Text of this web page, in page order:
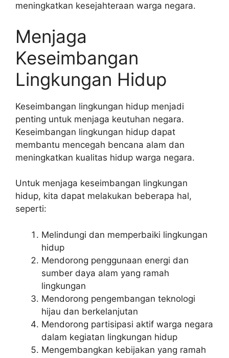
meningkatkan kesejahteraan warga negara.
Menjaga
Keseimbangan
Lingkungan Hidup
Keseimbangan lingkungan hidup menjadi
penting untuk menjaga keutuhan negara.
Keseimbangan lingkungan hidup dapat
membantu mencegah bencana alam dan
meningkatkan kualitas hidup warga negara.
Untuk menjaga keseimbangan lingkungan
hidup, kita dapat melakukan beberapa hal,
seperti:
Melindungi dan memperbaiki lingkungan
hidup
Mendorong penggunaan energi dan
sumber daya alam yang ramah
lingkungan
Mendorong pengembangan teknologi
hijau dan berkelanjutan
Mendorong partisipasi aktif warga negara
dalam kegiatan lingkungan hidup
Mengembangkan kebijakan yang ramah